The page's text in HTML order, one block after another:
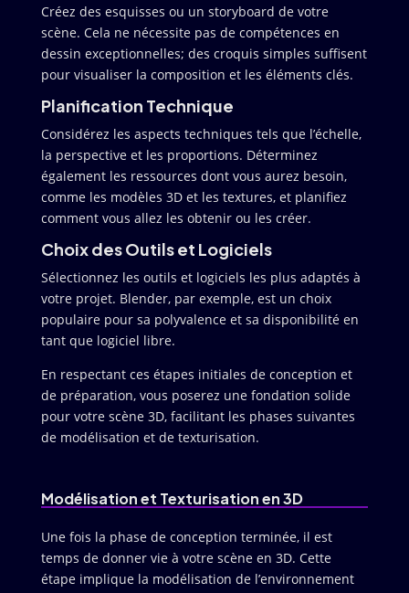
Créez des esquisses ou un storyboard de votre
scène. Cela ne nécessite pas de compétences en
dessin exceptionnelles; des croquis simples suffisent
pour visualiser la composition et les éléments clés.
Planification Technique
Considérez les aspects techniques tels que l’échelle,
la perspective et les proportions. Déterminez
également les ressources dont vous aurez besoin,
comme les modèles 3D et les textures, et planifiez
comment vous allez les obtenir ou les créer.
Choix des Outils et Logiciels
Sélectionnez les outils et logiciels les plus adaptés à
votre projet. Blender, par exemple, est un choix
populaire pour sa polyvalence et sa disponibilité en
tant que logiciel libre.
En respectant ces étapes initiales de conception et
de préparation, vous poserez une fondation solide
pour votre scène 3D, facilitant les phases suivantes
de modélisation et de texturisation.
Modélisation et Texturisation en 3D
Une fois la phase de conception terminée, il est
temps de donner vie à votre scène en 3D. Cette
étape implique la modélisation de l’environnement